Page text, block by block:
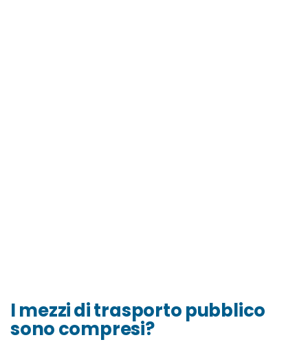
I mezzi di trasporto pubblico
sono compresi?